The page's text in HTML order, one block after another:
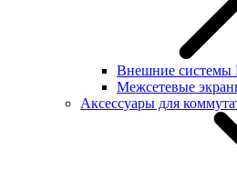
Внешние системы
Межсетевые
Аксессуары для